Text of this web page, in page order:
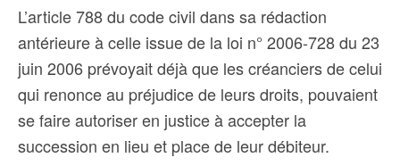
L’article 788 du code civil dans sa rédaction
antérieure à celle issue de la loi n° 2006-728 du 23
juin 2006 prévoyait déjà que les créanciers de celui
qui renonce au préjudice de leurs droits, pouvaient
se faire autoriser en justice à accepter la
succession en lieu et place de leur débiteur.